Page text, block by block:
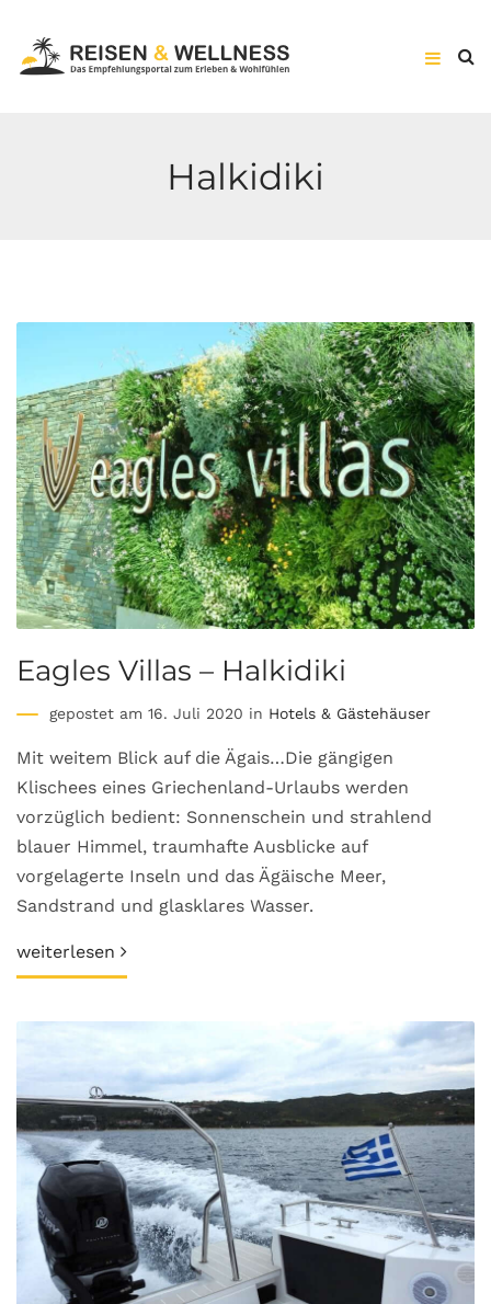
Halkidiki
Eagles Villas – Halkidiki
gepostet am 16. Juli 2020 in Hotels & Gästehäuser
Mit weitem Blick auf die Ägais…Die gängigen
Klischees eines Griechenland-Urlaubs werden
vorzüglich bedient: Sonnenschein und strahlend
blauer Himmel, traumhafte Ausblicke auf
vorgelagerte Inseln und das Ägäische Meer,
Sandstrand und glasklares Wasser.
weiterlesen